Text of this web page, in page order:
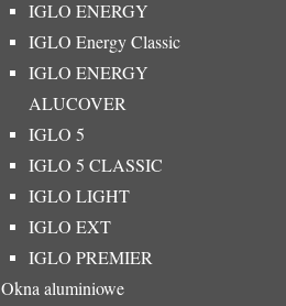
IGLO ENERGY
IGLO Energy Classic
IGLO ENERGY
ALUCOVER
IGLO 5
IGLO 5 CLASSIC
IGLO LIGHT
IGLO EXT
IGLO PREMIER
Okna aluminiowe